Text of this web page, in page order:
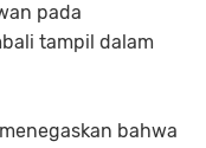
pada
tampil dalam
bahwa